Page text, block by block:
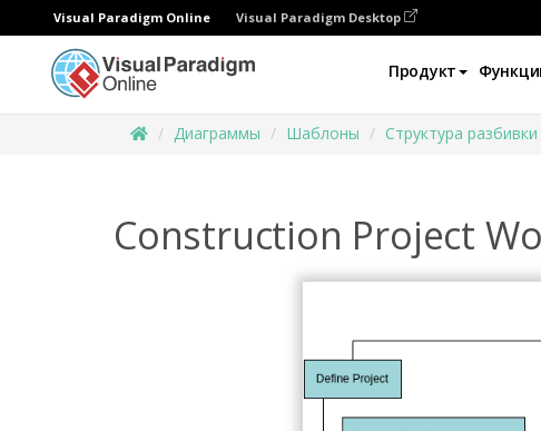
Visual Paradigm Online Visual Paradigm Desktop
Продукт
Диаграммы Шаблоны Структура
Construction Project